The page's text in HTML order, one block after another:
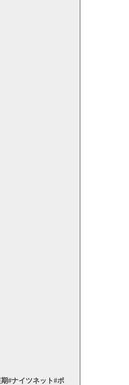
#ナイツネット#ポ